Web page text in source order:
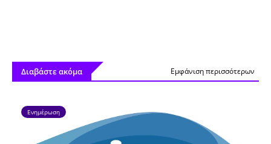
Διαβάστε ακόμα Εμφάνιση περισσότερων
Ενημέρωση